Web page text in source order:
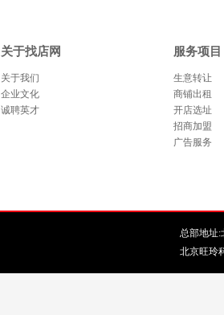
关于找店网
关于我们
企业文化
诚聘英才
服务项目
生意转让
商铺出租
开店选址
招商加盟
广告服务
总部地址:
北京旺玲